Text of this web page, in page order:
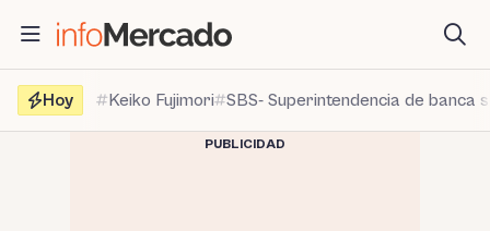
contenido
Hoy
Keiko Fujimori SBS- Superintendencia de banca
PUBLICIDAD